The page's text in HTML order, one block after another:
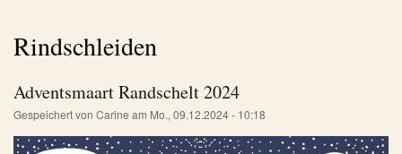
Rindschleiden
Adventsmaart Randschelt 2024
Gespeichert von Carine am Mo., 09.12.2024 - 10:18